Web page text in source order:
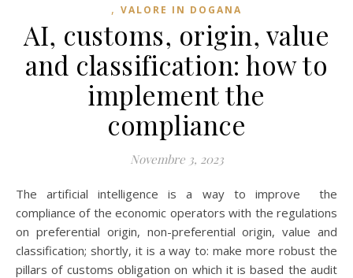
, VALORE IN DOGANA
AI, customs, origin, value
and classification: how to
implement the
compliance
Novembre 3, 2023
The artificial intelligence is a way to improve the
compliance of the economic operators with the regulations
on preferential origin, non-preferential origin, value and
classification; shortly, it is a way to: make more robust the
pillars of customs obligation on which it is based the audit